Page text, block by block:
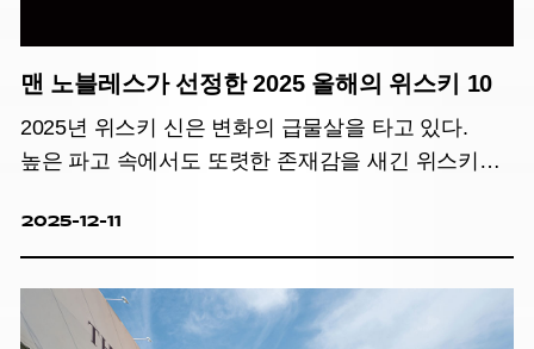
맨 노블레스가 선정한 2025 올해의 위스키 10
2025년 위스키 신은 변화의 급물살을 타고 있다.
높은 파고 속에서도 또렷한 존재감을 새긴 위스키와
2025-12-11